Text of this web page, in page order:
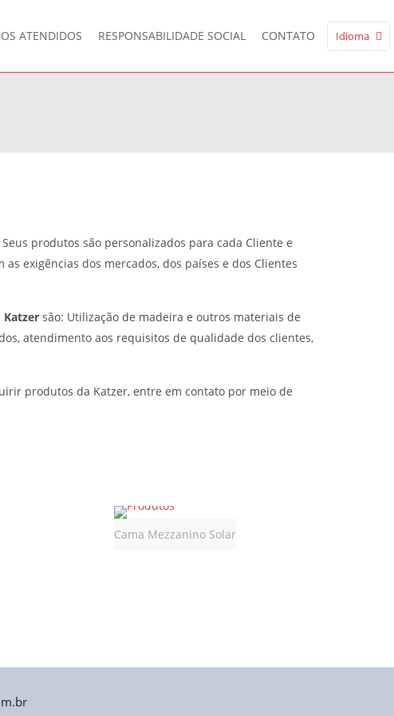
ATENDIDOS RESPONSABILIDADE SOCIAL CONTATO Idioma
produtos são personalizados para cada Cliente e
as exigências dos mercados, dos países e dos Clientes
Katzer são: Utilização de madeira e outros materiais de
atendimento aos requisitos de qualidade dos clientes,
produtos da Katzer, entre em contato por meio de
Cama Mezzanino Solar